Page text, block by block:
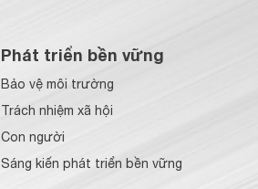
Phát triển bền vững
Bảo vệ môi trường
Trách nhiệm xã hội
Con người
Sáng kiến phát triển bền vững